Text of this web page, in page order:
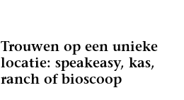
Trouwen op een unieke
locatie: speakeasy, kas,
ranch of bioscoop